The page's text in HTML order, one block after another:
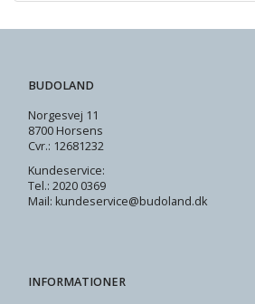
BUDOLAND
Norgesvej 11
8700 Horsens
Cvr.: 12681232
Kundeservice:
Tel.: 2020 0369
Mail: kundeservice@budoland.dk
INFORMATIONER